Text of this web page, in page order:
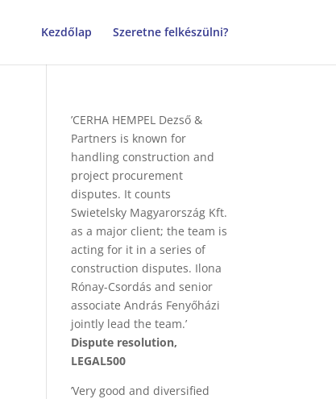
Kezdőlap Szeretne felkészülni?
’CERHA HEMPEL Dezső &
Partners is known for
handling construction and
project procurement
disputes. It counts
Swietelsky Magyarország Kft.
as a major client; the team is
acting for it in a series of
construction disputes. Ilona
Rónay-Csordás and senior
associate András Fenyőházi
jointly lead the team.’
Dispute resolution,
LEGAL500
’Very good and diversified